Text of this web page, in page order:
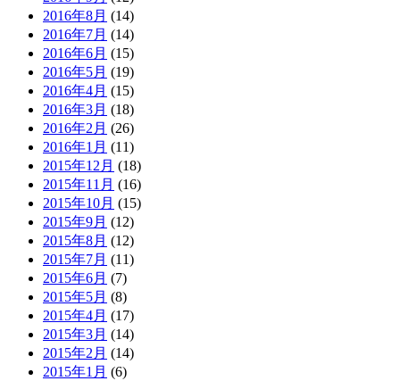
2016年8月 (14)
2016年7月 (14)
2016年6月 (15)
2016年5月 (19)
2016年4月 (15)
2016年3月 (18)
2016年2月 (26)
2016年1月 (11)
2015年12月 (18)
2015年11月 (16)
2015年10月 (15)
2015年9月 (12)
2015年8月 (12)
2015年7月 (11)
2015年6月 (7)
2015年5月 (8)
2015年4月 (17)
2015年3月 (14)
2015年2月 (14)
2015年1月 (6)